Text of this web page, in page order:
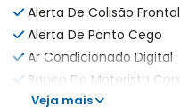
Alerta De Colisão Frontal
Alerta De Ponto Cego
Ar Condicionado Digital
Banco Do Motorista
Veja mais